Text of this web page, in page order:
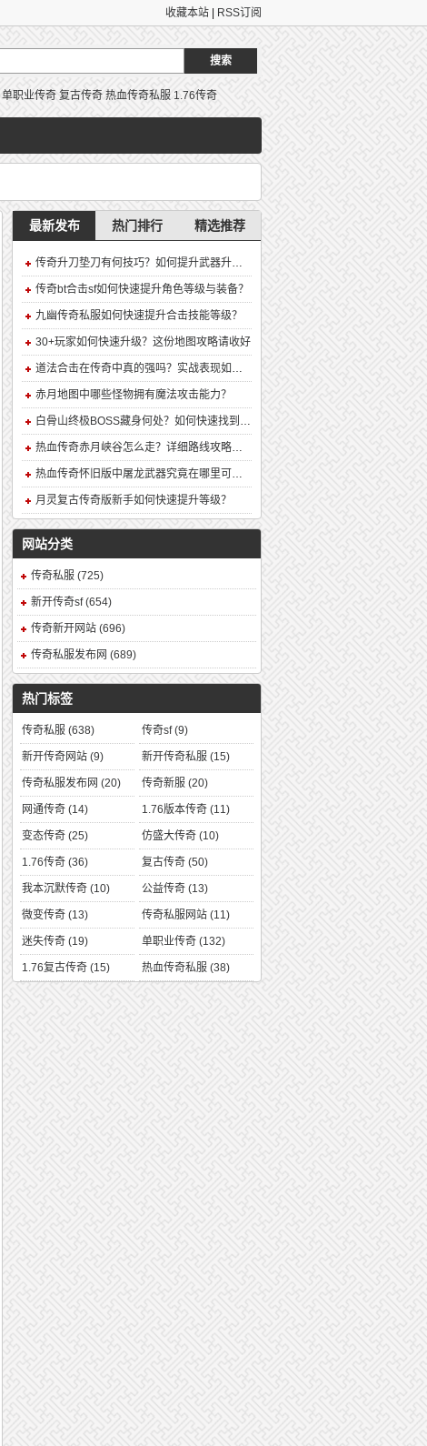
收藏本站 RSS订阅
单职业传奇 复古传奇 热血传奇私服 1.76传奇
最新发布 热门排行 精选推荐
传奇升刀垫刀有何技巧？如何提升武器升级成功率？
传奇bt合击sf如何快速提升角色等级与装备？
九幽传奇私服如何快速提升合击技能等级？
30+玩家如何快速升级？这份地图攻略请收好
道法合击在传奇中真的强吗？实战表现如何？
赤月地图中哪些怪物拥有魔法攻击能力？
白骨山终极BOSS藏身何处？如何快速找到并击败它？
热血传奇赤月峡谷怎么走？详细路线攻略解析
热血传奇怀旧版中屠龙武器究竟在哪里可以合成？
月灵复古传奇版新手如何快速提升等级？
网站分类
传奇私服 (725)
新开传奇sf(654)
传奇新开网站 (696)
传奇私服发布网 (689)
热门标签
传奇私服 (638) 传奇sf(9)
新开传奇网站 (9) 新开传奇私服(15)
传奇私服发布网 (20) 传奇新服(20)
网通传奇 (14) 1.76版本传奇(11)
变态传奇 (25) 仿盛大传奇(10)
1.76传奇 (36) 复古传奇(50)
我本沉默传奇 (10) 公益传奇(13)
微变传奇 (13) 传奇私服网站(11)
迷失传奇 (19) 单职业传奇(132)
1.76复古传奇 (15) 热血传奇私服(38)